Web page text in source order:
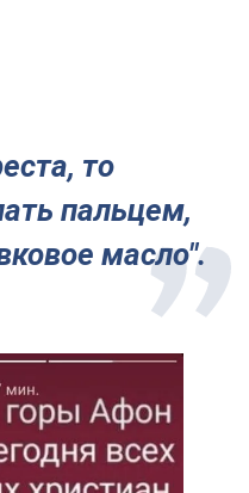
то
пальцем,
масло".